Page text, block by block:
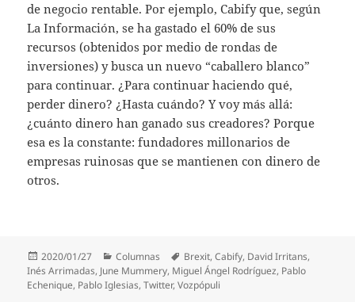
de negocio rentable. Por ejemplo, Cabify que, según
La Información, se ha gastado el 60% de sus
recursos (obtenidos por medio de rondas de
inversiones) y busca un nuevo “caballero blanco”
para continuar. ¿Para continuar haciendo qué,
perder dinero? ¿Hasta cuándo? Y voy más allá:
¿cuánto dinero han ganado sus creadores? Porque
esa es la constante: fundadores millonarios de
empresas ruinosas que se mantienen con dinero de
otros.
Publicado
el
2020/01/27 Categorías
Columnas Etiquetas
Brexit,Cabify, David Irritans,
Inés Arrimadas, June Mummery, Miguel Ángel Rodríguez, Pablo
Echenique, Pablo Iglesias,Twitter,Vozpópuli